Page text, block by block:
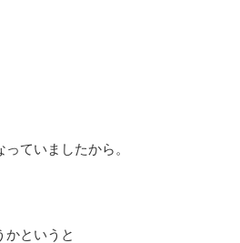
ていましたから。
かというと